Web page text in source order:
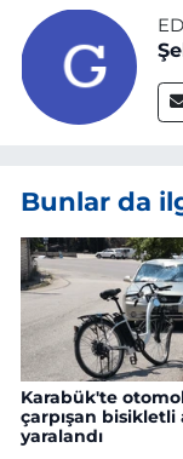
Bunlar da
Karabük'te
çarpışan bisikletli
yaralandı